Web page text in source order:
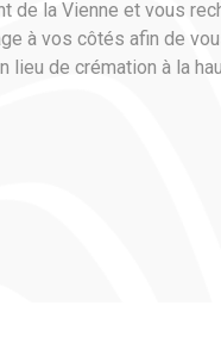
de la Vienne et vous
à vos côtés afin de
lieu de crémation à la